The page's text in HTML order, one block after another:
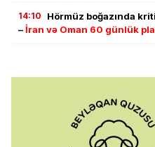
14:10
Hörmüz boğazında
–İran və Oman 60 günlük